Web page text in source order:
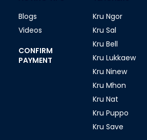
Blogs
Videos
CONFIRM
PAYMENT
Kru Ngor
Kru Sal
Kru Bell
Kru Lukkaew
Kru Ninew
Kru Mhon
Kru Nat
Kru Puppo
Kru Save